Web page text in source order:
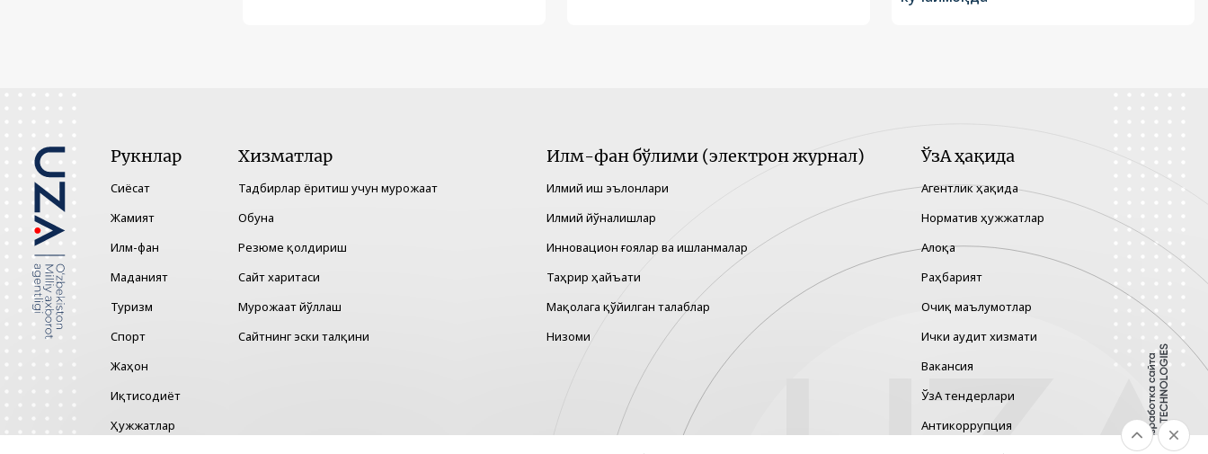
Рукнлар
Сиёсат
Жамият
Илм-фан
Маданият
Туризм
Спорт
Жаҳон
Иқтисодиёт
Ҳужжатлар
Хизматлар
Тадбирлар ёритиш учун мурожаат
Обуна
Резюме қолдириш
Сайт харитаси
Мурожаат йўллаш
Сайтнинг эски талқини
Илм-фан бўлими (электрон журнал)
Илмий иш эълонлари
Илмий йўналишлар
Инновацион ғоялар ва ишланмалар
Таҳрир ҳайъати
Мақолага қўйилган талаблар
Низоми
ЎзА ҳақида
Агентлик ҳақида
Норматив ҳужжатлар
Алоқа
Раҳбарият
Очиқ маълумотлар
Ички аудит хизмати
Вакансия
ЎзА тендерлари
Антикоррупция